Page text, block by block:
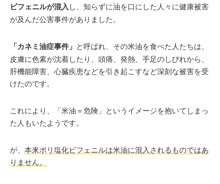
ビフェニルが混入し、知らずに油を口にした人々に健康被害
が及んだ公害事件がありました。
「カネミ油症事件」 と呼ばれ、その米油を食べた人たちは、
皮膚に色素が沈着したり、頭痛、発熱、手足のしびれから、
肝機能障害、心臓疾患などを引き起こすなど深刻な被害を受
けたのです。
これにより、「米油＝危険」というイメージを抱いてしまっ
た人もいたようです。
が、 本来ポリ塩化ビフェニルは米油に混入されるものではあ
りません。